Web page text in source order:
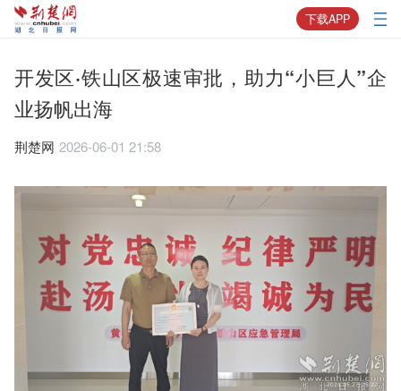
下载APP
开发区·铁山区极速审批，助力“小巨人”企
业扬帆出海
荆楚网 2026-06-01 21:58